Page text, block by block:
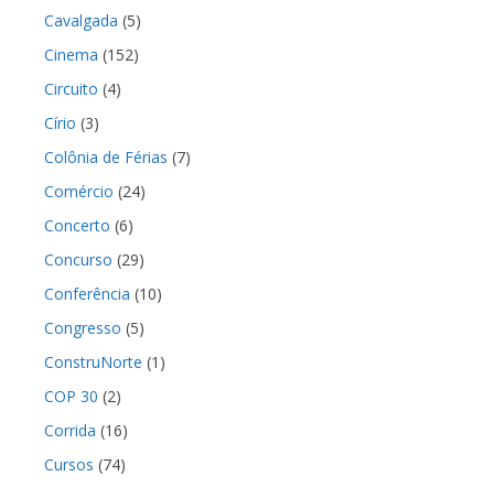
Cavalgada (5)
Cinema (152)
Circuito (4)
Círio (3)
Colônia de Férias (7)
Comércio (24)
Concerto (6)
Concurso (29)
Conferência (10)
Congresso (5)
ConstruNorte (1)
COP 30 (2)
Corrida (16)
Cursos (74)